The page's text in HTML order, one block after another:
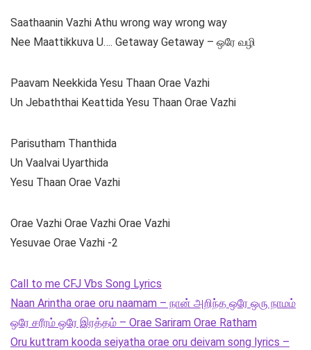
Saathaanin Vazhi Athu wrong way wrong way
Nee Maattikkuva U…. Getaway Getaway – ஒரே வழி
Paavam Neekkida Yesu Thaan Orae Vazhi
Un Jebaththai Keattida Yesu Thaan Orae Vazhi
Parisutham Thanthida
Un Vaalvai Uyarthida
Yesu Thaan Orae Vazhi
Orae Vazhi Orae Vazhi Orae Vazhi
Yesuvae Orae Vazhi -2
Call to me CFJ Vbs Song Lyrics
Naan Arintha orae oru naamam – நான் அறிந்த ஒரே ஒரு நாமம்
ஒரே சரீரம் ஒரே இரத்தம் – Orae Sariram Orae Ratham
Oru kuttram kooda seiyatha orae oru deivam song lyrics –